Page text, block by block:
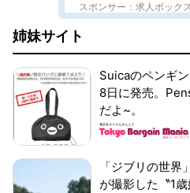
スポンサー：求人ボック
姉妹サイト
Suicaのペンギ
8日に発売。
だよ~。
「ジブリの世
が撮影した〝1